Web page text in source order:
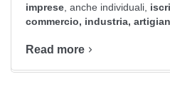
imprese , anche individuali,
commercio, industria,
Read more